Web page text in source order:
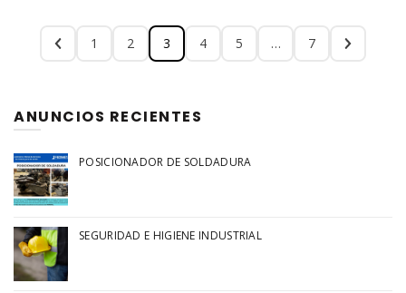
1 2 3 4 5 … 7
ANUNCIOS RECIENTES
POSICIONADOR DE SOLDADURA
SEGURIDAD E HIGIENE INDUSTRIAL